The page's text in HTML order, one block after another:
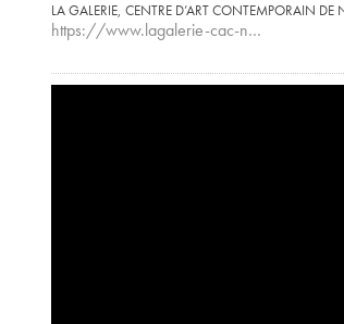
LA GALERIE, CENTRE D’ART CONTEMPORAIN DE
https://www.lagalerie-cac-n…